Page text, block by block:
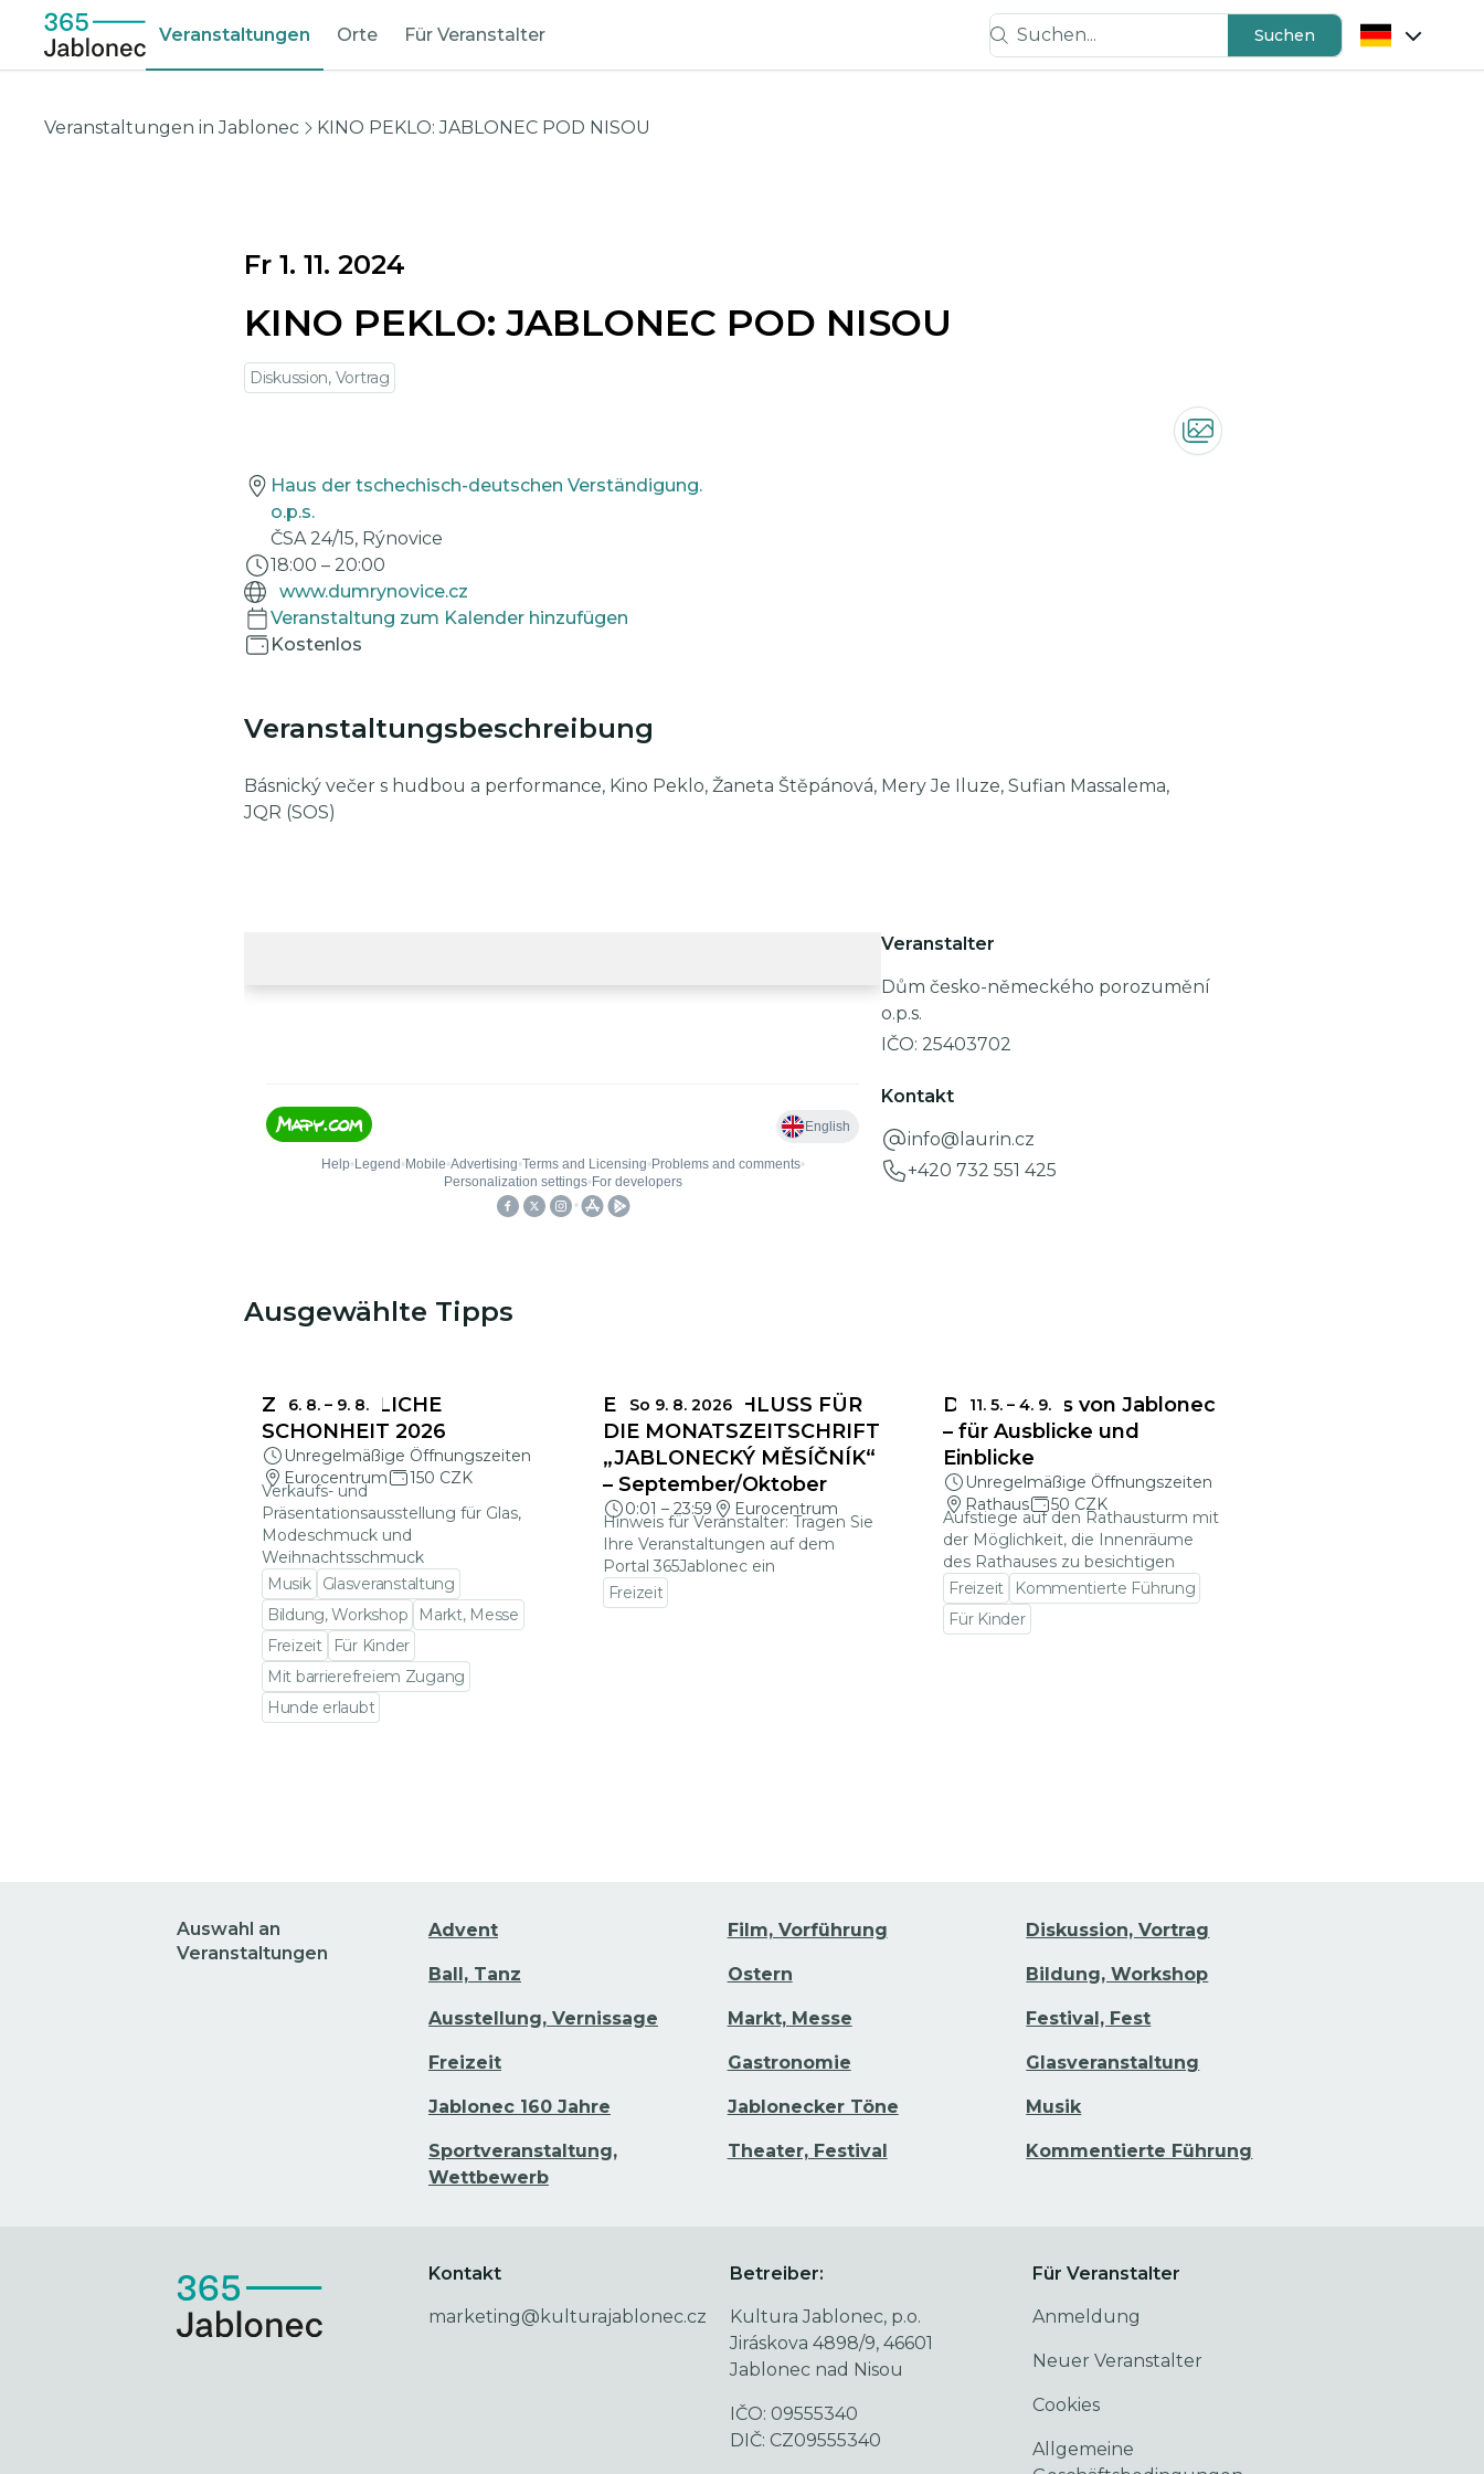
Veranstaltungen Orte Für Veranstalter
Suchen...
Suchen
Veranstaltungen in Jablonec KINO PEKLO: JABLONEC POD NISOU
Fr 1. 11. 2024
KINO PEKLO: JABLONEC POD NISOU
Diskussion, Vortrag
Haus der tschechisch-deutschen Verständigung.
o.p.s.
ČSA 24/15, Rýnovice
18:00 – 20:00
www.dumrynovice.cz
Veranstaltung zum Kalender hinzufügen
Kostenlos
Veranstaltungsbeschreibung
Básnický večer s hudbou a performance, Kino Peklo, Žaneta Štěpánová, Mery Je Iluze, Sufian Massalema,
JQR (SOS)
Veranstalter
Dům česko-německého porozumění
o.p.s.
IČO: 25403702
Kontakt
info@laurin.cz
+420 732 551 425
Ausgewählte Tipps
6. 8. – 9. 8.
ZERBRECHLICHE
SCHÖNHEIT 2026
Unregelmäßige Öffnungszeiten
Eurocentrum
150 CZK
Verkaufs- und
Präsentationsausstellung für Glas,
Modeschmuck und
Weihnachtsschmuck
Musik
Glasveranstaltung
Bildung, Workshop
Markt, Messe
Freizeit
Für Kinder
Mit barrierefreiem Zugang
Hunde erlaubt
So 9. 8. 2026
EINSENDESCHLUSS FÜR
DIE MONATSZEITSCHRIFT
„JABLONECKÝ MĚSÍČNÍK“
– September/Oktober
0:01 – 23:59 Eurocentrum
Hinweis für Veranstalter: Tragen Sie
Ihre Veranstaltungen auf dem
Portal 365Jablonec ein
Freizeit
11. 5. – 4. 9.
Das Rathaus von Jablonec
– für Ausblicke und
Einblicke
Unregelmäßige Öffnungszeiten
Rathaus
50 CZK
Aufstiege auf den Rathausturm mit
der Möglichkeit, die Innenräume
des Rathauses zu besichtigen
Freizeit
Kommentierte Führung
Für Kinder
Auswahl an
Veranstaltungen
Advent Film, Vorführung Diskussion, Vortrag
Ball, Tanz Ostern Bildung, Workshop
Ausstellung, Vernissage Markt, Messe Festival, Fest
Freizeit Gastronomie Glasveranstaltung
Jablonec 160 Jahre Jablonecker Töne Musik
Sportveranstaltung,
Wettbewerb
Theater, Festival Kommentierte Führung
Kontakt
marketing@kulturajablonec.cz
Betreiber:
Kultura Jablonec, p.o.
Jiráskova 4898/9, 46601
Jablonec nad Nisou
IČO: 09555340
DIČ: CZ09555340
Für Veranstalter
Anmeldung
Neuer Veranstalter
Cookies
Allgemeine